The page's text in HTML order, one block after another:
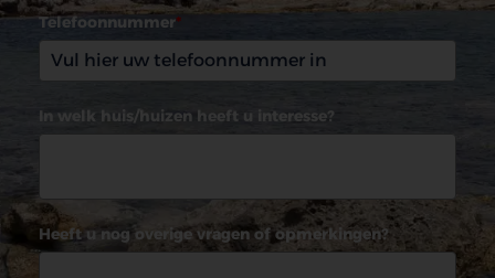
Telefoonnummer*
In welk huis/huizen heeft u interesse?
Heeft u nog overige vragen of opmerkingen?